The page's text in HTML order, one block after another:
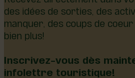
des idées de sorties, des
manquer, des coups de
bien plus!
Inscrivez-vous dès
infolettre touristique!